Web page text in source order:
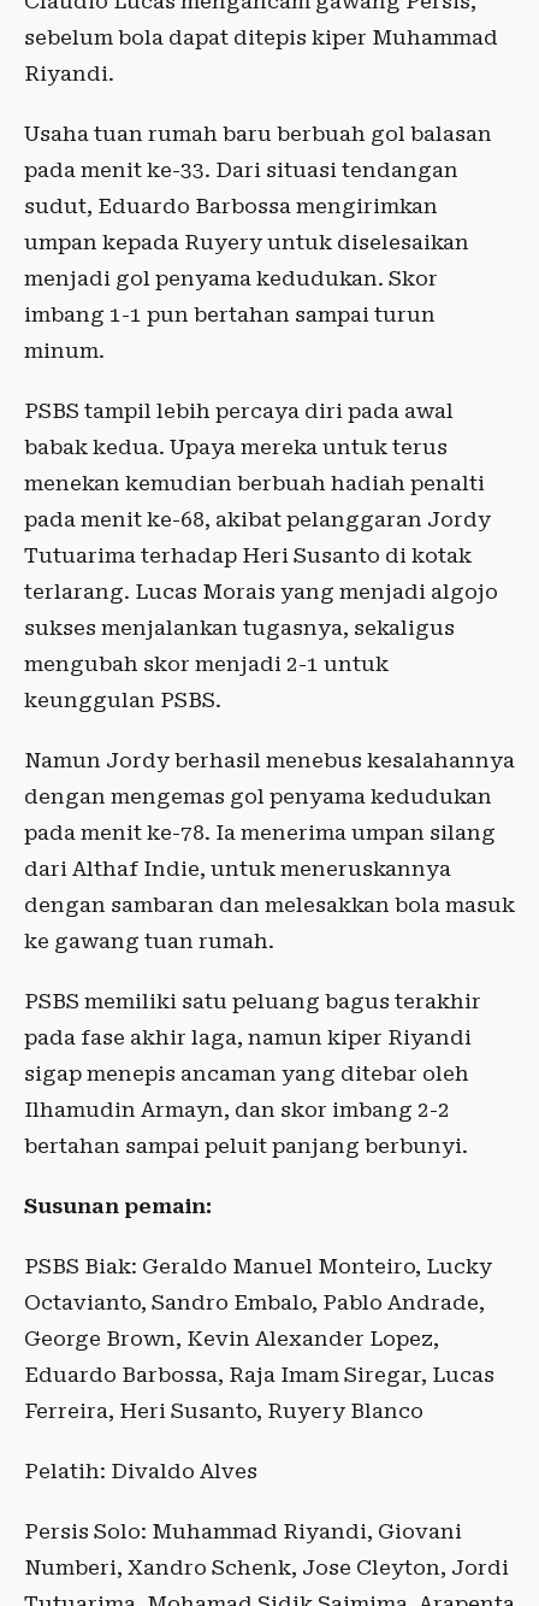
sebelum bola dapat ditepis kiper Muhammad
Riyandi.
Usaha tuan rumah baru berbuah gol balasan
pada menit ke-33. Dari situasi tendangan
sudut, Eduardo Barbossa mengirimkan
umpan kepada Ruyery untuk diselesaikan
menjadi gol penyama kedudukan. Skor
imbang 1-1 pun bertahan sampai turun
minum.
PSBS tampil lebih percaya diri pada awal
babak kedua. Upaya mereka untuk terus
menekan kemudian berbuah hadiah penalti
pada menit ke-68, akibat pelanggaran Jordy
Tutuarima terhadap Heri Susanto di kotak
terlarang. Lucas Morais yang menjadi algojo
sukses menjalankan tugasnya, sekaligus
mengubah skor menjadi 2-1 untuk
keunggulan PSBS.
Namun Jordy berhasil menebus kesalahannya
dengan mengemas gol penyama kedudukan
pada menit ke-78. Ia menerima umpan silang
dari Althaf Indie, untuk meneruskannya
dengan sambaran dan melesakkan bola masuk
ke gawang tuan rumah.
PSBS memiliki satu peluang bagus terakhir
pada fase akhir laga, namun kiper Riyandi
sigap menepis ancaman yang ditebar oleh
Ilhamudin Armayn, dan skor imbang 2-2
bertahan sampai peluit panjang berbunyi.
Susunan pemain:
PSBS Biak: Geraldo Manuel Monteiro, Lucky
Octavianto, Sandro Embalo, Pablo Andrade,
George Brown, Kevin Alexander Lopez,
Eduardo Barbossa, Raja Imam Siregar, Lucas
Ferreira, Heri Susanto, Ruyery Blanco
Pelatih: Divaldo Alves
Persis Solo: Muhammad Riyandi, Giovani
Numberi, Xandro Schenk, Jose Cleyton, Jordi